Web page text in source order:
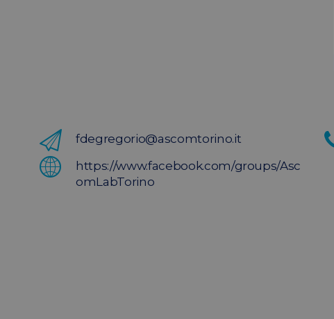
fdegregorio@ascomtorino.it
https://www.facebook.com/groups/Asc
omLabTorino